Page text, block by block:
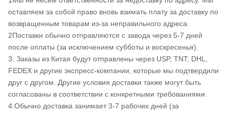
оставляем за собой право вновь взимать плату за доставку по
возвращенным товарам из-за неправильного адреса.
2Поставки обычно отправляются с завода через 5-7 дней
после оплаты (за исключением субботы и воскресенья).
3. Заказы из Китая будут отправлены через USP, TNT, DHL,
FEDEX и другие экспресс-компании, которые мы подтвердили
друг с другом. Другие условия доставки также могут быть
согласованы в соответствии с конкретными требованиями.
4.Обычно доставка занимает 3-7 рабочих дней (за